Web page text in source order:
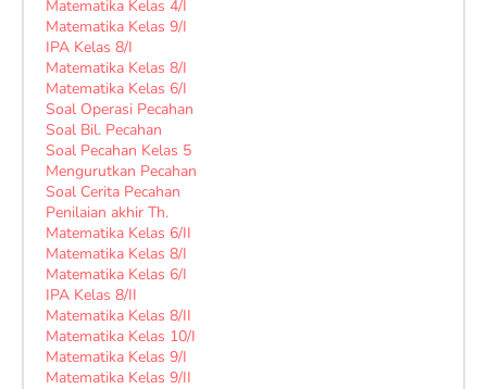
Matematika Kelas 4/I
Matematika Kelas 9/I
IPA Kelas 8/I
Matematika Kelas 8/I
Matematika Kelas 6/I
Soal Operasi Pecahan
Soal Bil. Pecahan
Soal Pecahan Kelas 5
Mengurutkan Pecahan
Soal Cerita Pecahan
Penilaian akhir Th.
Matematika Kelas 6/II
Matematika Kelas 8/I
Matematika Kelas 6/I
IPA Kelas 8/II
Matematika Kelas 8/II
Matematika Kelas 10/I
Matematika Kelas 9/I
Matematika Kelas 9/II